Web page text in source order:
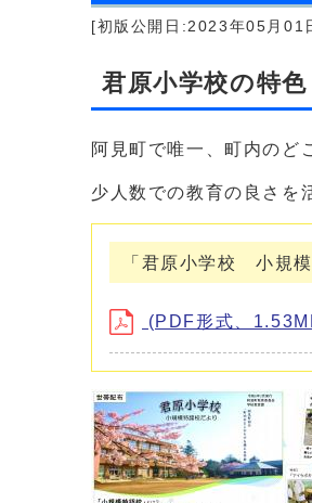
[初版公開日:2023年05月01
君原小学校の特色
阿見町で唯一、町内のど
少人数での教育の良さを
「君原小学校 小規模
(PDF形式、